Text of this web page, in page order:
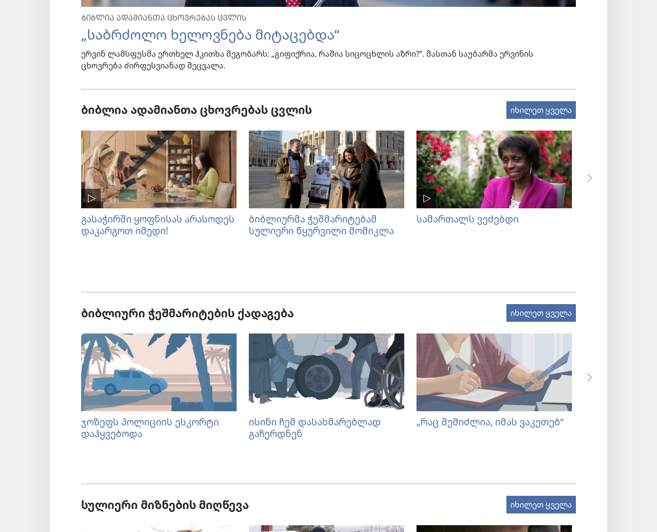
ᲑᲘᲑᲚᲘᲐ ᲐᲓᲐᲛᲘᲐᲜᲗᲐ ᲪᲮᲝᲕᲠᲔᲑᲐᲡ ᲪᲕᲚᲘᲡ
„საბრძოლო ხელოვნება მიტაცებდა“
ერვინ ლამსფუსმა ერთხელ ჰკითხა მეგობარს: „გიფიქრია, რაშია სიცოცხლის აზრი?“. მასთან საუბარმა ერვინის
ცხოვრება ძირფესვიანად შეცვალა.
ბიბლია ადამიანთა ცხოვრებას ცვლის იხილეთ ყველა
გასაჭირში ყოფნისას არასოდეს
დაკარგოთ იმედი!
ბიბლიურმა ჭეშმარიტებამ
სულიერი წყურვილი მომიკლა
სამართალს ვეძებდი
ბიბლიური ჭეშმარიტების ქადაგება იხილეთ ყველა
ჯოზეფს პოლიციის ესკორტი
დაჰყვებოდა
ისინი ჩემ დასახმარებლად
გაჩერდნენ
„რაც შემიძლია, იმას ვაკეთებ“
სულიერი მიზნების მიღწევა იხილეთ ყველა